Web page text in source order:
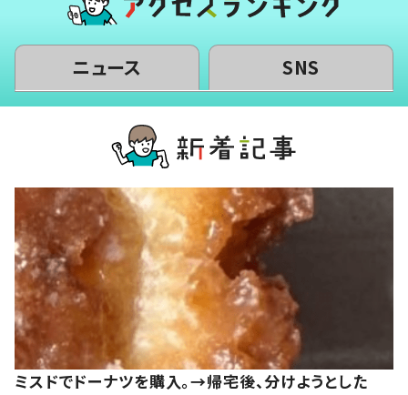
ニュース SNS
ミスドでドーナツを購入。→帰宅後、分けようとした